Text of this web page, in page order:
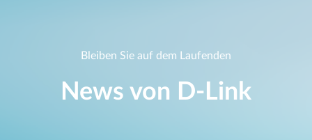
Bleiben Sie auf dem Laufenden
News von D‑Link